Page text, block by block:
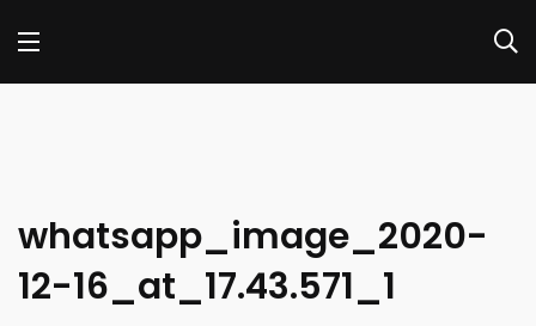
whatsapp_image_2020-
12-16_at_17.43.571_1